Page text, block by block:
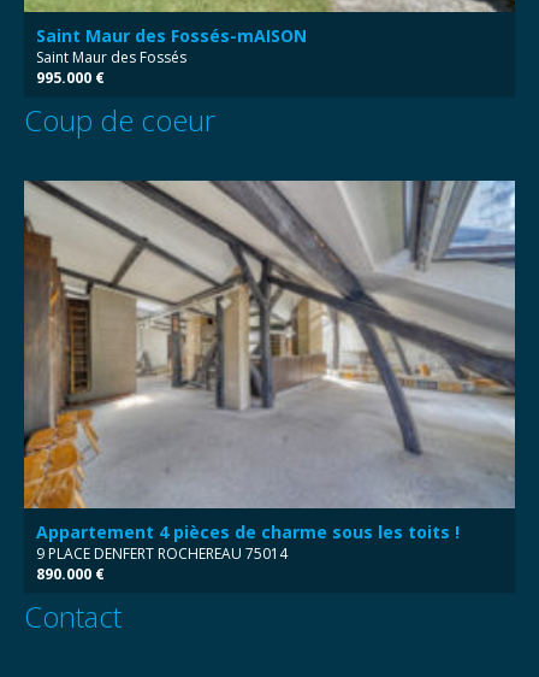
Saint Maur des Fossés-mAISON
Saint Maur des Fossés
995.000 €
Coup de coeur
Appartement 4 pièces de charme sous les toits !
9 PLACE DENFERT ROCHEREAU 75014
890.000 €
Contact